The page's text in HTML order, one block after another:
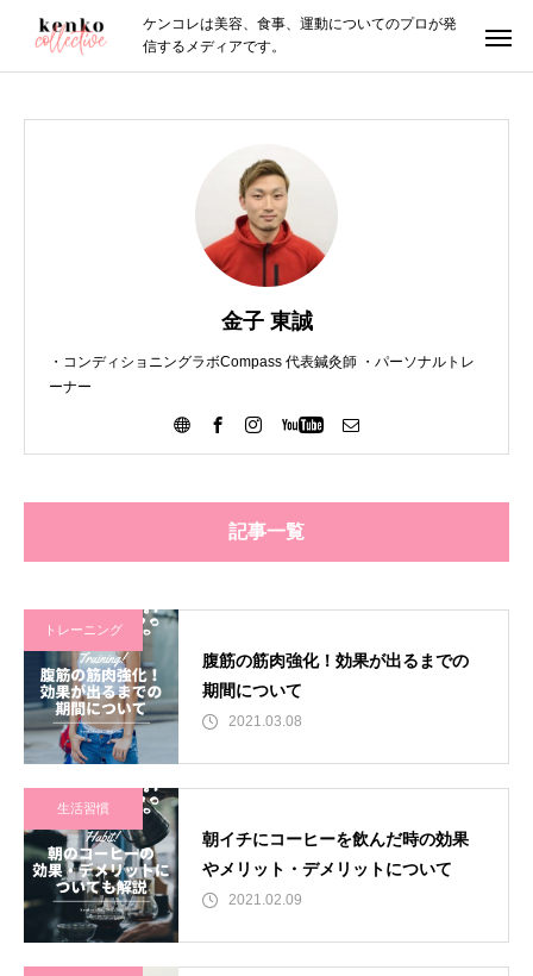
ケンコレは美容、食事、運動についてのプロが発
信するメディアです。
金子 東誠
・コンディショニングラボCompass 代表鍼灸師 ・パーソナルトレ
ーナー
記事一覧
トレーニング
腹筋の筋肉強化！効果が出るまでの
期間について
2021.03.08
生活習慣
朝イチにコーヒーを飲んだ時の効果
やメリット・デメリットについて
2021.02.09